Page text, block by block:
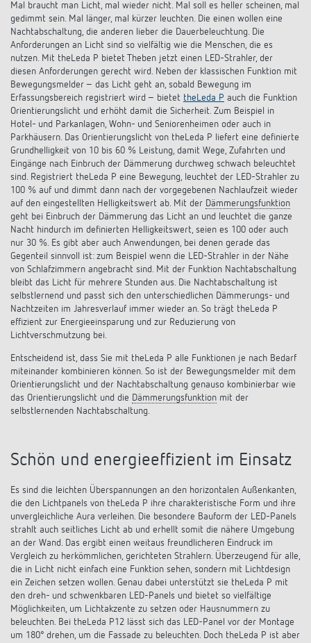
Anfahrt
Mal braucht man Licht, mal wieder nicht. Mal soll es heller scheinen, mal
gedimmt sein. Mal länger, mal kürzer leuchten. Die einen wollen eine
Nachtabschaltung, die anderen lieber die Dauerbeleuchtung. Die
Anforderungen an Licht sind so vielfältig wie die Menschen, die es
nutzen. Mit theLeda P bietet Theben jetzt einen LED-Strahler, der
diesen Anforderungen gerecht wird. Neben der klassischen Funktion mit
Bewegungsmelder – das Licht geht an, sobald Bewegung im
Erfassungsbereich registriert wird – bietet theLeda P auch die Funktion
Orientierungslicht und erhöht damit die Sicherheit. Zum Beispiel in
Hotel- und Parkanlagen, Wohn- und Seniorenheimen oder auch in
Parkhäusern. Das Orientierungslicht von theLeda P liefert eine definierte
Grundhelligkeit von 10 bis 60 % Leistung, damit Wege, Zufahrten und
Eingänge nach Einbruch der Dämmerung durchweg schwach beleuchtet
sind. Registriert theLeda P eine Bewegung, leuchtet der LED-Strahler zu
100 % auf und dimmt dann nach der vorgegebenen Nachlaufzeit wieder
auf den eingestellten Helligkeitswert ab. Mit der Dämmerungsfunktion
geht bei Einbruch der Dämmerung das Licht an und leuchtet die ganze
Nacht hindurch im definierten Helligkeitswert, seien es 100 oder auch
nur 30 %. Es gibt aber auch Anwendungen, bei denen gerade das
Gegenteil sinnvoll ist: zum Beispiel wenn die LED-Strahler in der Nähe
von Schlafzimmern angebracht sind. Mit der Funktion Nachtabschaltung
bleibt das Licht für mehrere Stunden aus. Die Nachtabschaltung ist
selbstlernend und passt sich den unterschiedlichen Dämmerungs- und
Nachtzeiten im Jahresverlauf immer wieder an. So trägt theLeda P
effizient zur Energieeinsparung und zur Reduzierung von
Lichtverschmutzung bei.
Entscheidend ist, dass Sie mit theLeda P alle Funktionen je nach Bedarf
miteinander kombinieren können. So ist der Bewegungsmelder mit dem
Orientierungslicht und der Nachtabschaltung genauso kombinierbar wie
das Orientierungslicht und die Dämmerungsfunktion mit der
selbstlernenden Nachtabschaltung.
Schön und energieeffizient im Einsatz
Es sind die leichten Überspannungen an den horizontalen Außenkanten,
die den Lichtpanels von theLeda P ihre charakteristische Form und ihre
unvergleichliche Aura verleihen. Die besondere Bauform der LED-Panels
strahlt auch seitliches Licht ab und erhellt somit die nähere Umgebung
an der Wand. Das ergibt einen weitaus freundlicheren Eindruck im
Vergleich zu herkömmlichen, gerichteten Strahlern. Überzeugend für alle,
die in Licht nicht einfach eine Funktion sehen, sondern mit Lichtdesign
ein Zeichen setzen wollen. Genau dabei unterstützt sie theLeda P mit
den dreh- und schwenkbaren LED-Panels und bietet so vielfältige
Möglichkeiten, um Lichtakzente zu setzen oder Hausnummern zu
beleuchten. Bei theLeda P12 lässt sich das LED-Panel vor der Montage
um 180° drehen, um die Fassade zu beleuchten. Doch theLeda P ist aber